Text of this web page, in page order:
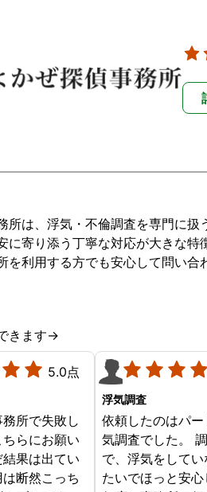
所は、浮気・不倫調査を専門に
に寄り添う丁寧な対応が大きな特
を利用する方でも安心して問い合
きます→
5.0点
所で失敗し
らにお願い
果は出てい
断然こっち
浮気調査
依頼したのはパ
気調査でした。
で、浮気をして
たいでほっと安心